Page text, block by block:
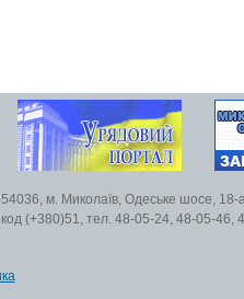
54036, м. Миколаїв, Одеське шосе, 18-
код (+380)51, тел. 48-05-24, 48-05-46,